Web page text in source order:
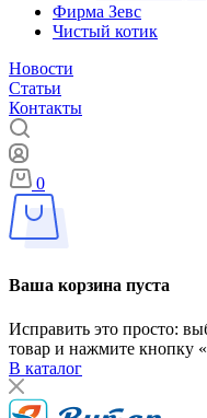
Фирма Зевс
Чистый котик
Новости
Статьи
Контакты
0
Ваша корзина пуста
Исправить это просто:
товар и нажмите кнопку
В каталог